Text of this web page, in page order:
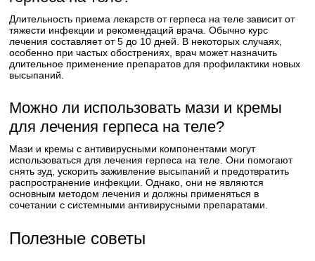
Длительность приема лекарств от герпеса на теле зависит от
тяжести инфекции и рекомендаций врача. Обычно курс
лечения составляет от 5 до 10 дней. В некоторых случаях,
особенно при частых обострениях, врач может назначить
длительное применение препаратов для профилактики новых
высыпаний.
Можно ли использовать мази и кремы
для лечения герпеса на теле?
Мази и кремы с антивирусными компонентами могут
использоваться для лечения герпеса на теле. Они помогают
снять зуд, ускорить заживление высыпаний и предотвратить
распространение инфекции. Однако, они не являются
основным методом лечения и должны применяться в
сочетании с системными антивирусными препаратами.
Полезные советы